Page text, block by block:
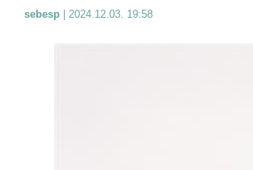
sebesp 2024.12.03. 19:58